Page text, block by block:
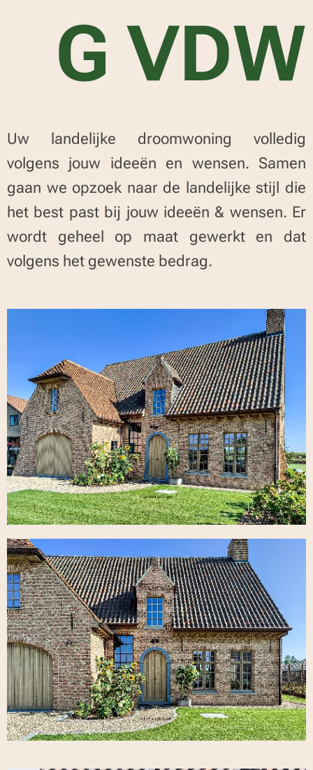
G VDW
Uw landelijke droomwoning volledig
volgens jouw ideeën en wensen. Samen
gaan we opzoek naar de landelijke stijl die
het best past bij jouw ideeën & wensen. Er
wordt geheel op maat gewerkt en dat
volgens het gewenste bedrag.